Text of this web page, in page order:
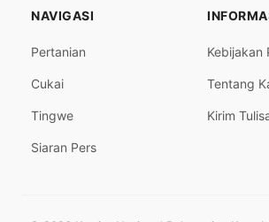
NAVIGASI
Pertanian
Cukai
Tingwe
Siaran Pers
Kebijakan
Tentang
Kirim